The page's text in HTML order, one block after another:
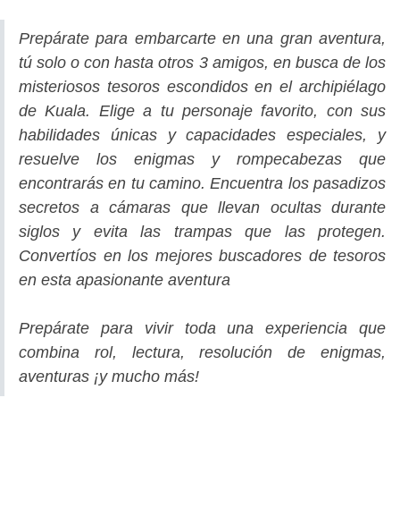
Prepárate para embarcarte en una gran aventura,
tú solo o con hasta otros 3 amigos, en busca de los
misteriosos tesoros escondidos en el archipiélago
de Kuala. Elige a tu personaje favorito, con sus
habilidades únicas y capacidades especiales, y
resuelve los enigmas y rompecabezas que
encontrarás en tu camino. Encuentra los pasadizos
secretos a cámaras que llevan ocultas durante
siglos y evita las trampas que las protegen.
Convertíos en los mejores buscadores de tesoros
en esta apasionante aventura
Prepárate para vivir toda una experiencia que
combina rol, lectura, resolución de enigmas,
aventuras ¡y mucho más!